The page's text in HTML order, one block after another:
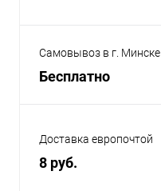
Самовывоз в г. Минске
Бесплатно
Доставка европочтой
8 руб.